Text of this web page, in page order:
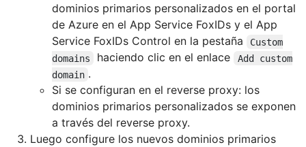
dominios primarios personalizados en el portal
de Azure en el App Service FoxIDs y el App
Service FoxIDs Control en la pestaña
Custom
domains
haciendo clic en el enlace
Add custom
domain .
Si se configuran en el reverse proxy: los
dominios primarios personalizados se exponen
a través del reverse proxy.
Luego configure los nuevos dominios primarios